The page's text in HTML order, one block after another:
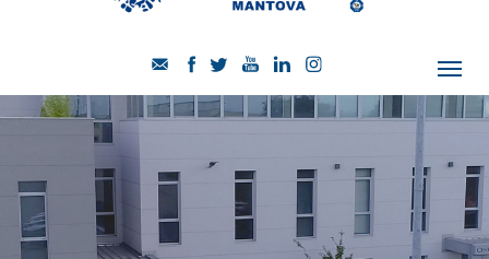
CHI SIAMO
SERVIZI
CATEGORIE